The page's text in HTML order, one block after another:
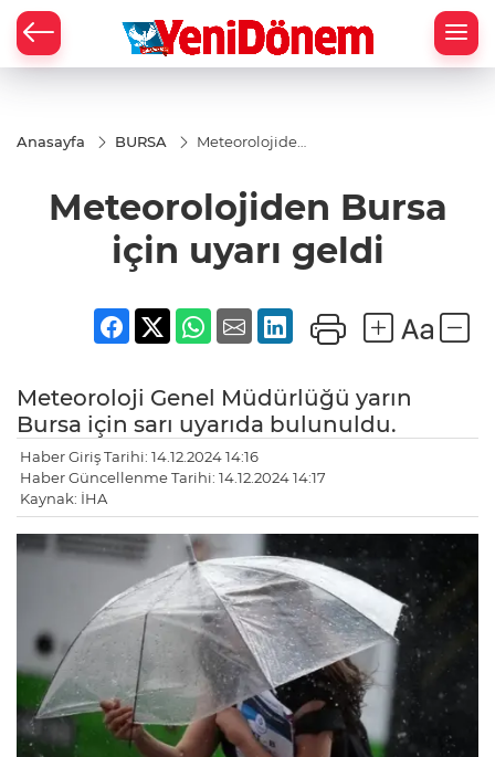
Anasayfa BURSA
Meteorolojiden
Meteorolojiden Bursa
için uyarı geldi
Meteoroloji Genel Müdürlüğü yarın
Bursa için sarı uyarıda bulunuldu.
Haber Giriş Tarihi: 14.12.2024 14:16
Haber Güncellenme Tarihi: 14.12.2024 14:17
Kaynak: İHA